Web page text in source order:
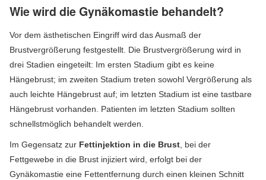
Wie wird die Gynäkomastie behandelt?
Vor dem ästhetischen Eingriff wird das Ausmaß der
Brustvergrößerung festgestellt. Die Brustvergrößerung wird in
drei Stadien eingeteilt: Im ersten Stadium gibt es keine
Hängebrust; im zweiten Stadium treten sowohl Vergrößerung als
auch leichte Hängebrust auf; im letzten Stadium ist eine tastbare
Hängebrust vorhanden. Patienten im letzten Stadium sollten
schnellstmöglich behandelt werden.
Im Gegensatz zur Fettinjektion in die Brust, bei der
Fettgewebe in die Brust injiziert wird, erfolgt bei der
Gynäkomastie eine Fettentfernung durch einen kleinen Schnitt